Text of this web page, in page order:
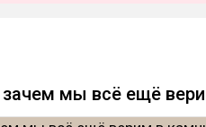
мы всё ещё